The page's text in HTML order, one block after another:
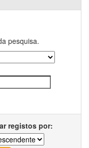
pesquisa.
registos por: